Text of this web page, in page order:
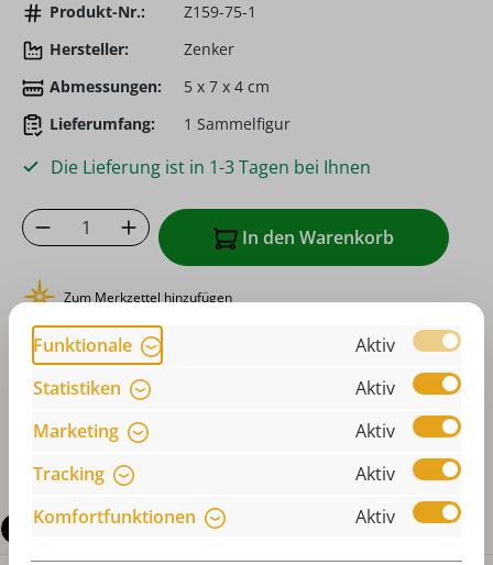
Produkt-Nr.:
Z159-75-1
Hersteller:
Zenker
Abmessungen:
5 x 7 x 4 cm
Lieferumfang:
1 Sammelfigur
Die Lieferung ist in 1-3 Tagen bei Ihnen
Produkt Anzahl: Gib den gewünschten
In den Warenkorb
Zum Merkzettel hinzufügen
oder sofort bestellen mit
Beschreibung
Funktionale
Aktiv
Statistiken
Aktiv
Marketing
Aktiv
Tracking
Aktiv
Komfortfunktionen
Aktiv